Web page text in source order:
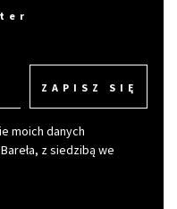
ZAPISZ SIĘ
moich danych
z siedzibą we